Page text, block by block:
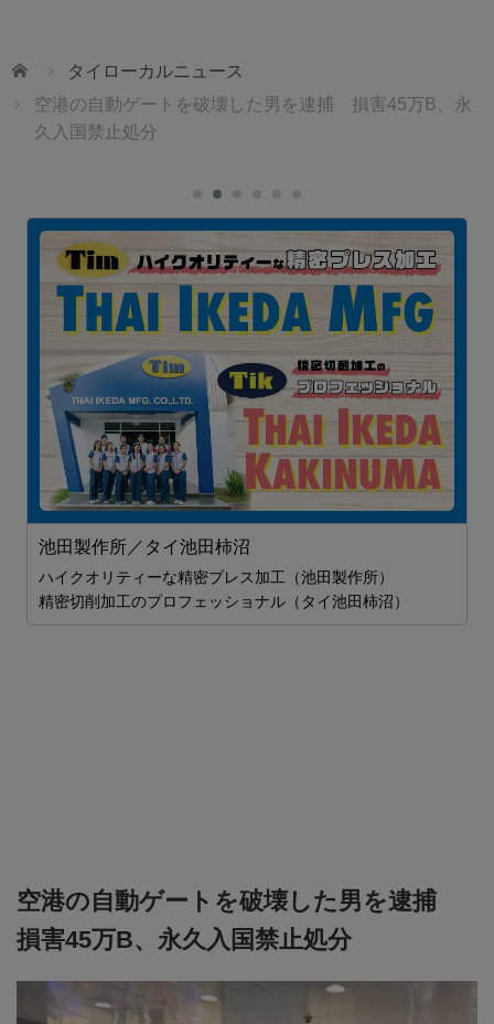
ホーム
タイローカルニュース
空港の自動ゲートを破壊した男を逮捕 損害45万B、永
久入国禁止処分
池田製作所／タイ池田柿沼
ハイクオリティーな精密プレス加工（池田製作所）
精密切削加工のプロフェッショナル（タイ池田柿沼）
空港の自動ゲートを破壊した男を逮捕
損害45万B、永久入国禁止処分